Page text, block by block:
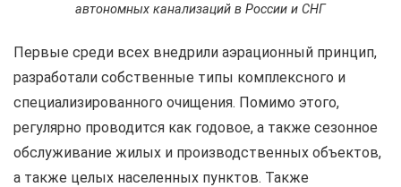
автономных канализаций в России и СНГ
Первые среди всех внедрили аэрационный принцип,
разработали собственные типы комплексного и
специализированного очищения. Помимо этого,
регулярно проводится как годовое, а также сезонное
обслуживание жилых и производственных объектов,
а также целых населенных пунктов. Также